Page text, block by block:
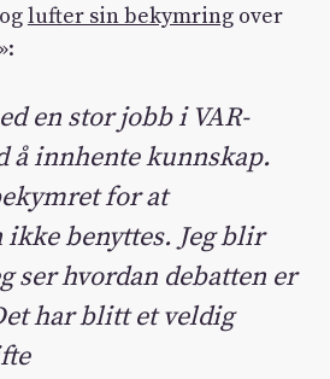
lufter sin bekymringover
en stor jobb i VAR-
å innhente kunnskap.
for at
benyttes. Jeg blir
ser hvordan debatten er
har blitt et veldig